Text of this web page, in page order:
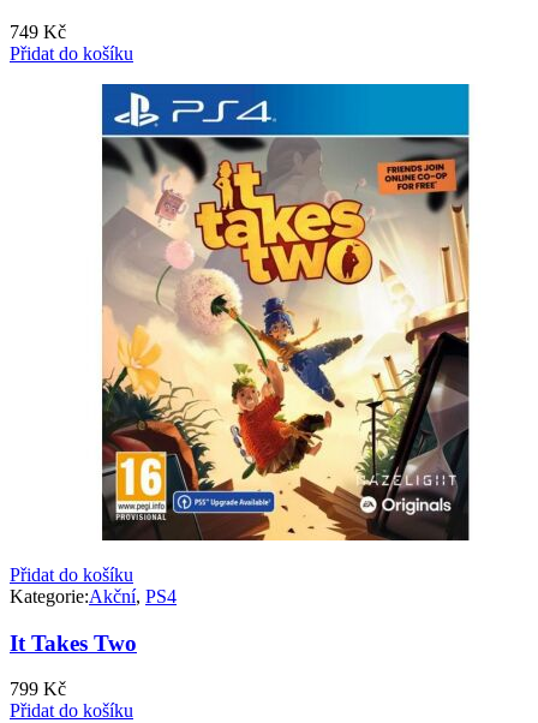
749 Kč
Přidat do košíku
Přidat do košíku
Kategorie:Akční, PS4
It Takes Two
799 Kč
Přidat do košíku